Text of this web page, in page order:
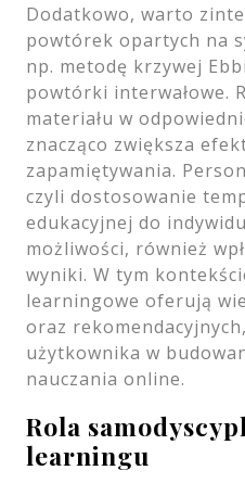
Dodatkowo, warto
powtórek opartych na
np. metodę krzywej
powtórki interwałowe.
materiału w
znacząco zwiększa
zapamiętywania.
czyli dostosowanie
edukacyjnej do
możliwości, również
wyniki. W tym
learningowe oferują
oraz
użytkownika w
nauczania online.
Rola
learningu